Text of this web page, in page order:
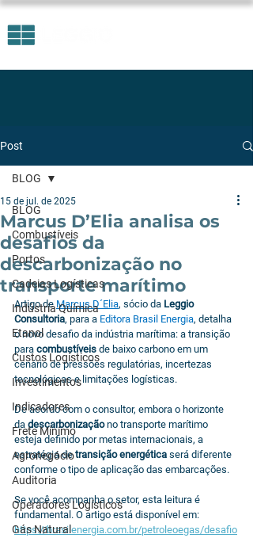
Post
BLOG
Combustíveis
Portos
Cadeias Logísticas
Indústria Química
Etanol
Custos Logísticos
Investimentos
Indicadores
Frete Mínimo
Agronegócio
Auditoria
Operadores Logísticos
Gás Natural
BLOG
Marcus D’Elia analisa os
desafios da
descarbonização no
transporte marítimo
15 de jul. de 2025
Artigo de Marcus D´Elia, sócio da Leggio
Consultoria, para a Editora Brasil Energia, detalha
o novo desafio da indústria marítima: a transição
para combustíveis de baixo carbono em um
cenário de pressões regulatórias, incertezas
tecnológicas e limitações logísticas.
De acordo com o consultor, embora o horizonte
da descarbonização no transporte marítimo
esteja definido por metas internacionais, a
estratégia de transição energética será diferente
conforme o tipo de aplicação das embarcações.
Se você acompanha o setor, esta leitura é
fundamental. O artigo está disponível em:
https://brasilenergia.com.br/petroleoegas/desafio